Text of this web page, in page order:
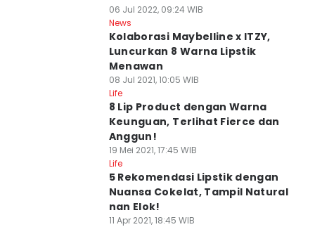
06 Jul 2022, 09:24 WIB
News
Kolaborasi Maybelline x ITZY,
Luncurkan 8 Warna Lipstik
Menawan
08 Jul 2021, 10:05 WIB
Life
8 Lip Product dengan Warna
Keunguan, Terlihat Fierce dan
Anggun!
19 Mei 2021, 17:45 WIB
Life
5 Rekomendasi Lipstik dengan
Nuansa Cokelat, Tampil Natural
nan Elok!
11 Apr 2021, 18:45 WIB